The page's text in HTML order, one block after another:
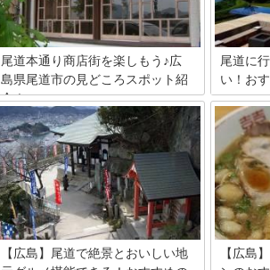
村上水軍
橋、除虫
スポット
尾道本通り商店街を楽しもう♪広
島県尾道市の見どころスポット紹
介！
広島県尾道市は山陰から四国へ続くしま
なみ海道の入り口に位置し、全国的にも
名が通っている街ですね。歴史ある街並
みや千光寺山のロープウェイなど、有名
な見どころがたくさん。そんな中で「尾
道本通り商店街」は知る人ぞ知る穴場ポ
イント。味わいのある店が軒をつらね、
そぞろ歩きにぜひおすすめなのです。
尾道に
い！お
坂の町・
道水道を
観光地と
多くの映
ている場
尾道で、
や旅館を
【広島】尾道で絶景とおいしい地
【広島